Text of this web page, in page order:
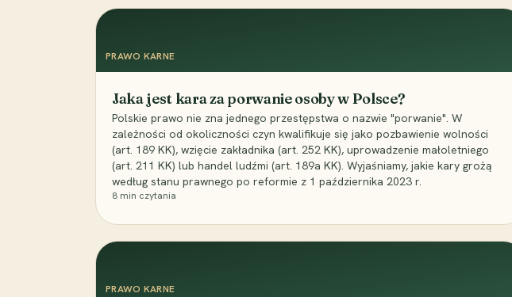
PRAWO KARNE
Jaka jest kara za porwanie osoby w Polsce?
Polskie prawo nie zna jednego przestępstwa o nazwie "porwanie". W
zależności od okoliczności czyn kwalifikuje się jako pozbawienie wolności
(art. 189 KK), wzięcie zakładnika (art. 252 KK), uprowadzenie małoletniego
(art. 211 KK) lub handel ludźmi (art. 189a KK). Wyjaśniamy, jakie kary grożą
według stanu prawnego po reformie z 1 października 2023 r.
8 min czytania
PRAWO KARNE